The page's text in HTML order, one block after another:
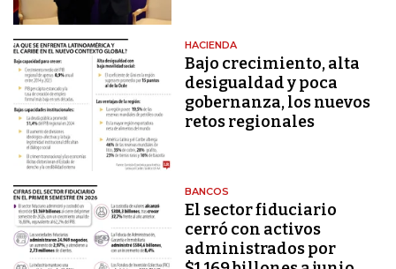
HACIENDA
Bajo crecimiento, alta
desigualdad y poca
gobernanza, los nuevos
retos regionales
BANCOS
El sector fiduciario
cerró con activos
administrados por